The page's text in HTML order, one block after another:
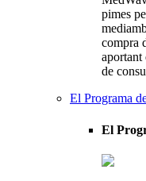
pimes
compra
aportant
de
El Programa
El